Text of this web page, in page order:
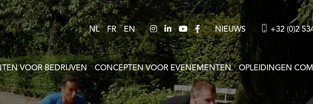
NL FR EN NIEUWS +32 (0)2
VOOR BEDRIJVEN CONCEPTEN VOOR EVENEMENTEN OPLEIDINGEN